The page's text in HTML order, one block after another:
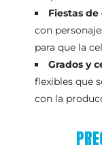
Fiestas
con
para que la
Grados y
flexibles que
con la